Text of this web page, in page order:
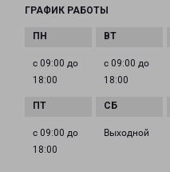
ГРАФИК РАБОТЫ
с 09:00 до
18:00
с 09:00 до
18:00
с 09:00 до
18:00
Выходной